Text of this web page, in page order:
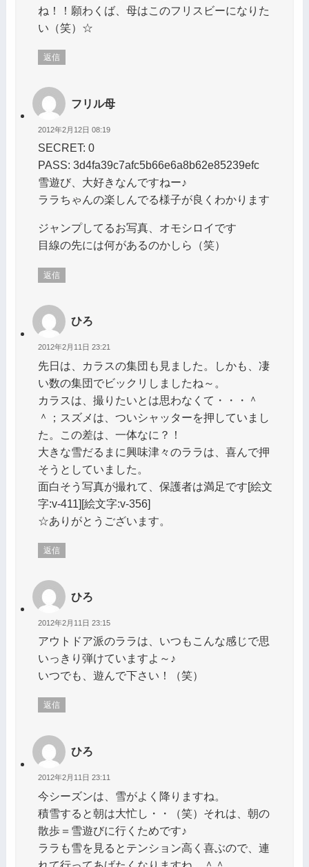
ね！！願わくば、母はこのフリスビーになりた
い（笑）☆
返信
フリル母
2012年2月12日 08:19
SECRET: 0
PASS: 3d4fa39c7afc5b66e6a8b62e85239efc
雪遊び、大好きなんですねー♪
ララちゃんの楽しんでる様子が良くわかります
ジャンプしてるお写真、オモシロイです
目線の先には何があるのかしら（笑）
返信
ひろ
2012年2月11日 23:21
先日は、カラスの集団も見ました。しかも、凄
い数の集団でビックリしましたね～。
カラスは、撮りたいとは思わなくて・・・＾
＾；スズメは、ついシャッターを押していまし
た。この差は、一体なに？！
大きな雪だるまに興味津々のララは、喜んで押
そうとしていました。
面白そう写真が撮れて、保護者は満足です[絵文
字:v-411][絵文字:v-356]
☆ありがとうございます。
返信
ひろ
2012年2月11日 23:15
アウトドア派のララは、いつもこんな感じで思
いっきり弾けていますよ～♪
いつでも、遊んで下さい！（笑）
返信
ひろ
2012年2月11日 23:11
今シーズンは、雪がよく降りますね。
積雪すると朝は大忙し・・（笑）それは、朝の
散歩＝雪遊びに行くためです♪
ララも雪を見るとテンション高く喜ぶので、連